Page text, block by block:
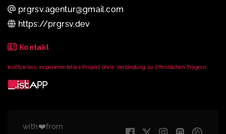
prgrsv.agentur@gmail.com
https://prgrsv.dev
Kontakt
Inoffizielles, experimentelles Projekt ohne Verbindung zu öffentlichen Trägern.
with❤️from